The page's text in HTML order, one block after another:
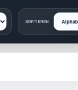
SORTIEREN